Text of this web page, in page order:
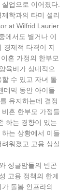
업으로 이어졌다.
학과의 타미 셜리
at Wilfrid Laurier
에서도 별거나 이
경제적 타격이 지
혼 가정의 한부모
육비가 상대적으
수 있고 자녀 돌
데믹 동안 아이들
유지하는데 결정
혼 한부모 가정들
하는 경향이 있는
는 상황에서 이들
워졌고 고용 상실
싱글맘들의 빈곤
고용 정책의 한계
돌봄 인프라의